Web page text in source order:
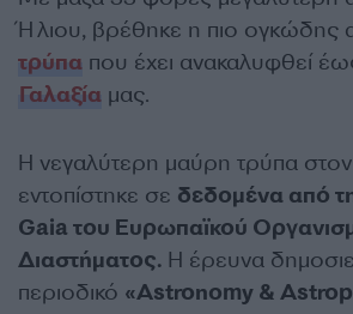
Ήλιου, βρέθηκε η πιο ογκώδης
τρύπα που έχει ανακαλυφθεί
Γαλαξία μας.
Η νεγαλύτερη μαύρη τρύπα στον
εντοπίστηκε σε δεδομένα από
Gaia του Ευρωπαϊκού
Διαστήματος. Η έρευνα
περιοδικό «Astronomy &